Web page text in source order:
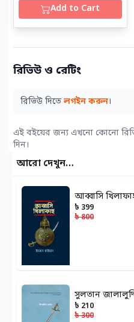
Add to Cart
রিভিউ ও রেটিং
রিভিউ দিতে লগইন করুন।
এই বইয়ের জন্য এখনো কোনো
দিন।
আরো দেখুন…
আব্বাসি
৳ 399
৳ 800
সুলতান
৳ 210
৳ 300